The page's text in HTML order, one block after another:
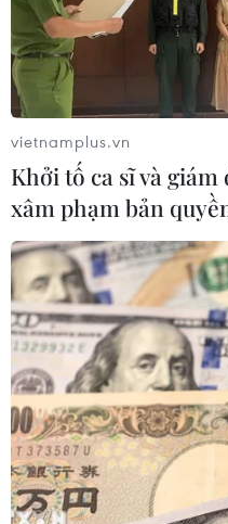
vietnamplus.vn
Khởi tố ca sĩ và
xâm phạm bản